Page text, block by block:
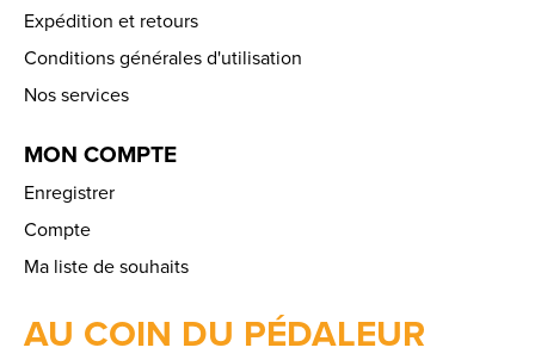
Expédition et retours
Conditions générales d'utilisation
Nos services
MON COMPTE
Enregistrer
Compte
Ma liste de souhaits
AU COIN DU PÉDALEUR